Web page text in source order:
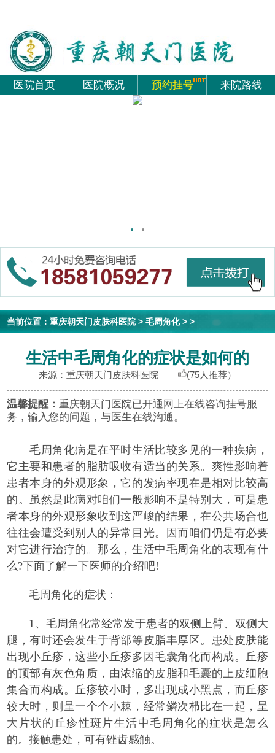
医院首页 医院概况 预约挂号 来院路线
当前位置：重庆朝天门皮肤科医院>毛周角化> >
生活中毛周角化的症状是如何的
来源：重庆朝天门皮肤科医院 (75人推荐）
温馨提醒：重庆朝天门医院已开通网上在线咨询挂号服
务，输入您的问题，与医生在线沟通。
毛周角化病是在平时生活比较多见的一种疾病，
它主要和患者的脂肪吸收有适当的关系。爽性影响着
患者本身的外观形象，它的发病率现在是相对比较高
的。虽然是此病对咱们一般影响不是特别大，可是患
者本身的外观形象收到这严峻的结果，在公共场合也
往往会遭受到别人的异常目光。因而咱们仍是有必要
对它进行治疗的。那么，生活中毛周角化的表现有什
么?下面了解一下医师的介绍吧!
毛周角化的症状：
1、毛周角化常经常发于患者的双侧上臂、双侧大
腿，有时还会发生于背部等皮脂丰厚区。患处皮肤能
出现小丘疹，这些小丘疹多因毛囊角化而构成。丘疹
的顶部有灰色角质，由浓缩的皮脂和毛囊的上皮细胞
集合而构成。丘疹较小时，多出现成小黑点，而丘疹
较大时，则呈一个个小棘，经常鳞次栉比在一起，呈
大片状的丘疹性斑片生活中毛周角化的症状是怎么
的。接触患处，可有锉齿感触。